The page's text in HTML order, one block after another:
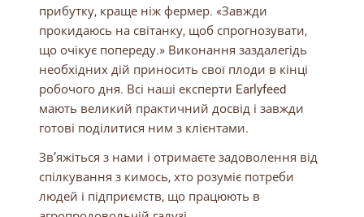
прибутку, краще ніж фермер. «Завжди
прокидаюсь на світанку, щоб спрогнозувати,
що очікує попереду.» Виконання заздалегідь
необхідних дій приносить свої плоди в кінці
робочого дня. Всі наші експерти Earlyfeed
мають великий практичний досвід і завжди
готові поділитися ним з клієнтами.
Зв’яжіться з нами і отримаєте задоволення від
спілкування з кимось, хто розуміє потреби
людей і підприємств, що працюють в